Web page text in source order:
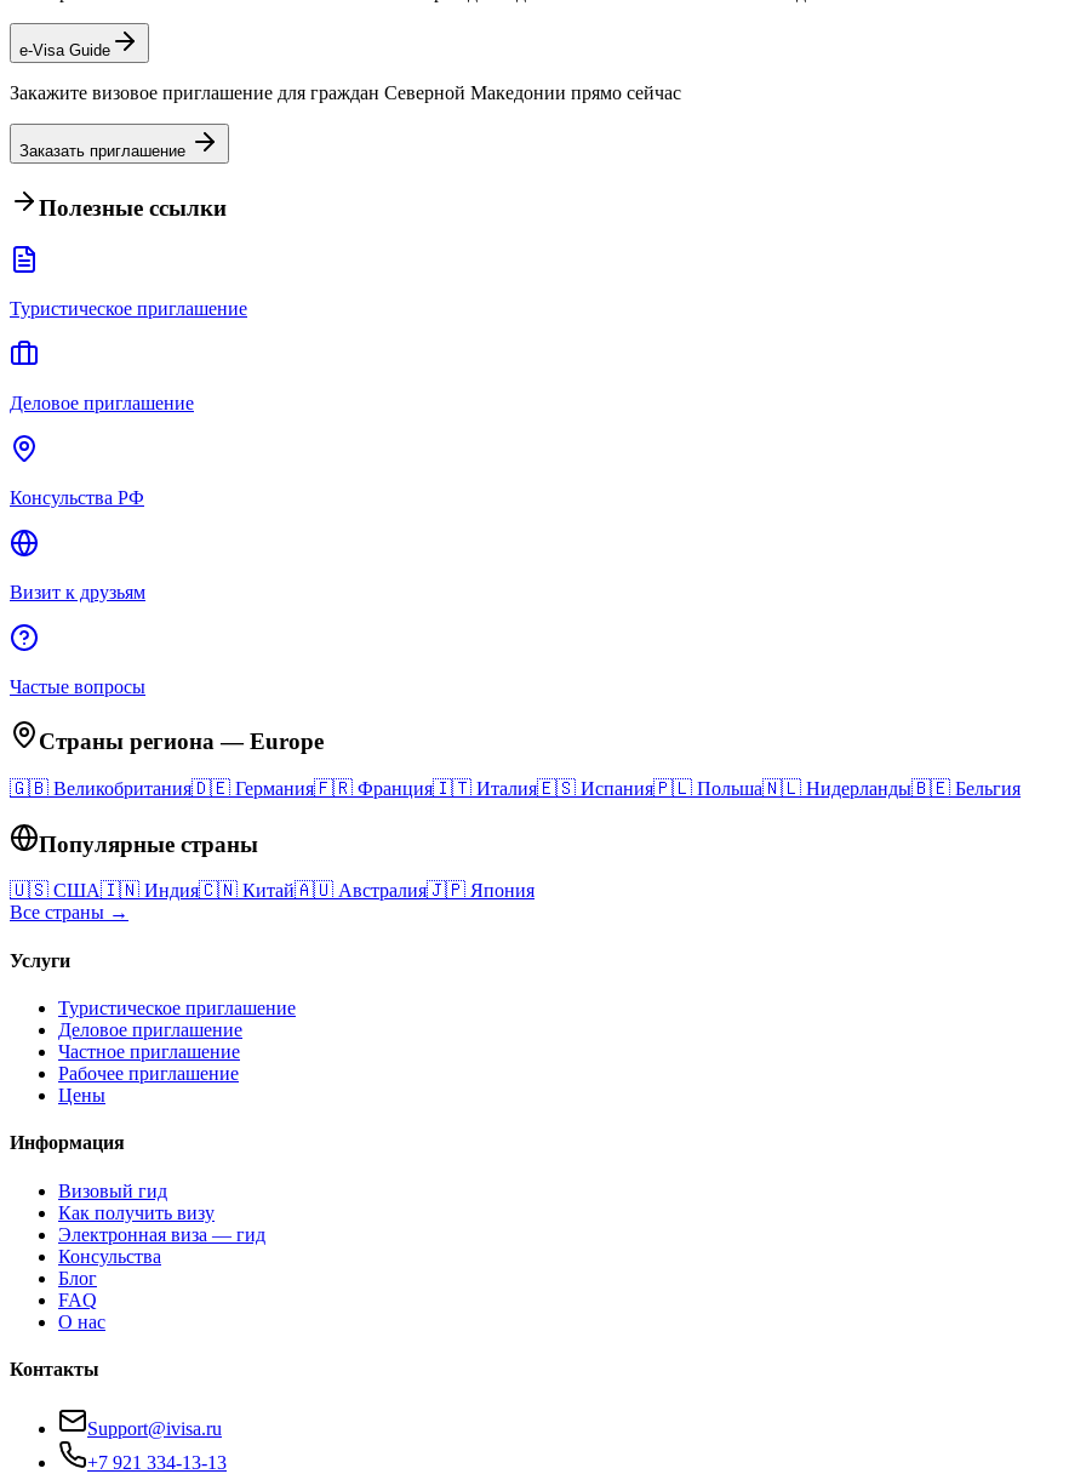
e-Visa Guide
Закажите визовое приглашение для граждан Северной Македонии прямо сейчас
Заказать приглашение
Полезные ссылки
Туристическое приглашение
Деловое приглашение
Консульства РФ
Визит к друзьям
Частые вопросы
Страны региона—Europe
🇬🇧 Великобритания🇩🇪 Германия🇫🇷 Франция🇮🇹 Италия🇪🇸 Испания🇵🇱 Польша🇳🇱 Нидерланды🇧🇪 Бельгия
Популярные страны
🇺🇸 США🇮🇳 Индия🇨🇳 Китай🇦🇺 Австралия🇯🇵 Япония
Все страны →
Услуги
Туристическое приглашение
Деловое приглашение
Частное приглашение
Рабочее приглашение
Цены
Информация
Визовый гид
Как получить визу
Электронная виза — гид
Консульства
Блог
FAQ
О нас
Контакты
Support@ivisa.ru
+7 921 334-13-13